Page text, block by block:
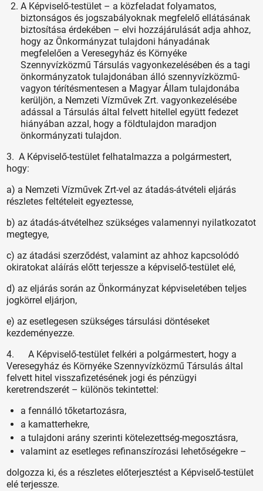
A Képviselő-testület – a közfeladat folyamatos,
biztonságos és jogszabályoknak megfelelő ellátásának
biztosítása érdekében – elvi hozzájárulását adja ahhoz,
hogy az Önkormányzat tulajdoni hányadának
megfelelően a Veresegyház és Környéke
Szennyvízközmű Társulás vagyonkezelésében és a tagi
önkormányzatok tulajdonában álló szennyvízközmű-
vagyon térítésmentesen a Magyar Állam tulajdonába
kerüljön, a Nemzeti Vízművek Zrt. vagyonkezelésébe
adással a Társulás által felvett hitellel együtt fedezet
hiányában azzal, hogy a földtulajdon maradjon
önkormányzati tulajdon.
3. A Képviselő-testület felhatalmazza a polgármestert,
hogy:
a) a Nemzeti Vízművek Zrt-vel az átadás-átvételi eljárás
részletes feltételeit egyeztesse,
b) az átadás-átvételhez szükséges valamennyi nyilatkozatot
megtegye,
c) az átadási szerződést, valamint az ahhoz kapcsolódó
okiratokat aláírás előtt terjessze a képviselő-testület elé,
d) az eljárás során az Önkormányzat képviseletében teljes
jogkörrel eljárjon,
e) az esetlegesen szükséges társulási döntéseket
kezdeményezze.
4. A Képviselő-testület felkéri a polgármestert, hogy a
Veresegyház és Környéke Szennyvízközmű Társulás által
felvett hitel visszafizetésének jogi és pénzügyi
keretrendszerét – különös tekintettel:
a fennálló tőketartozásra,
a kamatterhekre,
a tulajdoni arány szerinti kötelezettség-megosztásra,
valamint az esetleges refinanszírozási lehetőségekre –
dolgozza ki, és a részletes előterjesztést a Képviselő-testület
elé terjessze.